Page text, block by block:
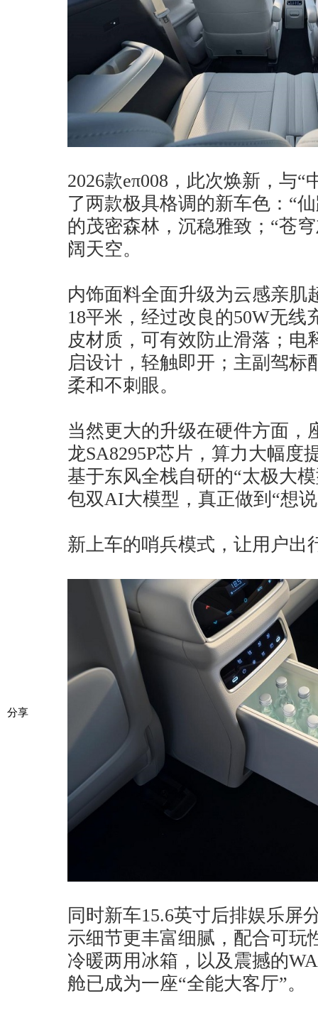
分享
2026款eπ008，此次焕新，与
了两款极具格调的新车色：“
的茂密森林，沉稳雅致；“苍
阔天空。
内饰面料全面升级为云感亲肌
18平米，经过改良的50W无线
皮材质，可有效防止滑落；电
启设计，轻触即开；主副驾标
柔和不刺眼。
当然更大的升级在硬件方面，
龙SA8295P芯片，算力大幅度
基于东风全栈自研的“太极大
包双AI大模型，真正做到“想
新上车的哨兵模式，让用户出
同时新车15.6英寸后排娱乐屏
示细节更丰富细腻，配合可玩
冷暖两用冰箱，以及震撼的
舱已成为一座“全能大客厅”。